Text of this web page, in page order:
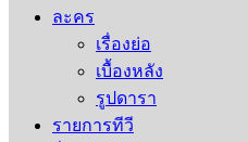
ละคร
เรื่องย่อ
เบื้องหลัง
รูปดารา
รายการทีวี